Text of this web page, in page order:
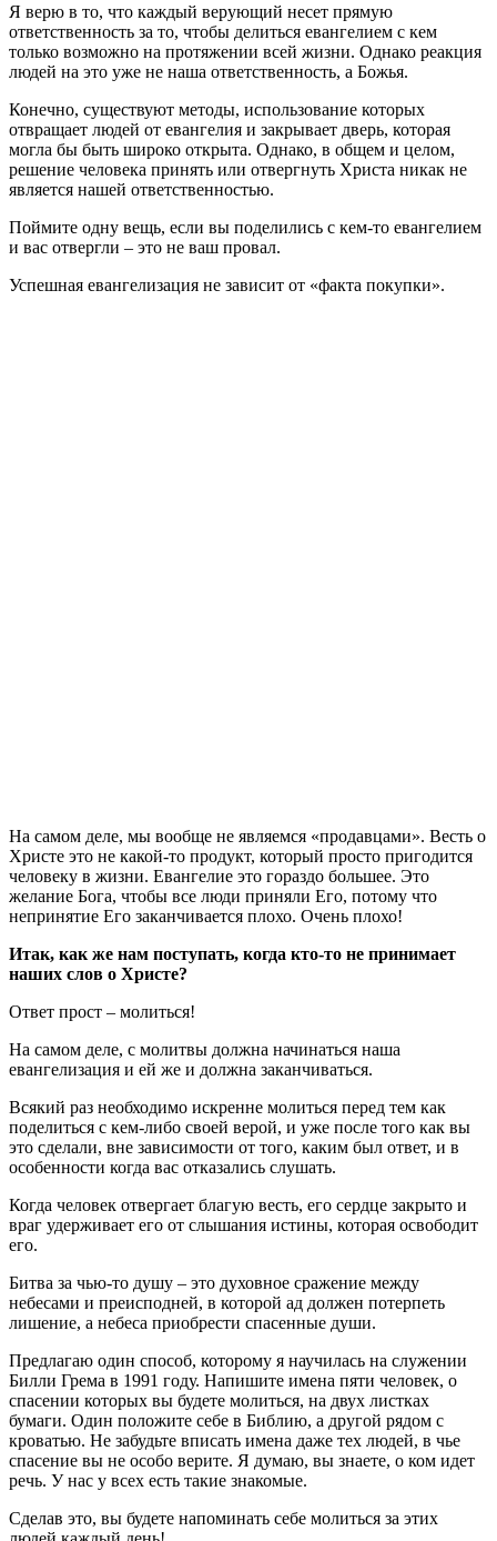
Я верю в то, что каждый верующий несет прямую
ответственность за то, чтобы делиться евангелием с кем
только возможно на протяжении всей жизни. Однако реакция
людей на это уже не наша ответственность, а Божья.
Конечно, существуют методы, использование которых
отвращает людей от евангелия и закрывает дверь, которая
могла бы быть широко открыта. Однако, в общем и целом,
решение человека принять или отвергнуть Христа никак не
является нашей ответственностью.
Поймите одну вещь, если вы поделились с кем-то евангелием
и вас отвергли – это не ваш провал.
Успешная евангелизация не зависит от «факта покупки».
На самом деле, мы вообще не являемся «продавцами». Весть о
Христе это не какой-то продукт, который просто пригодится
человеку в жизни. Евангелие это гораздо большее. Это
желание Бога, чтобы все люди приняли Его, потому что
непринятие Его заканчивается плохо. Очень плохо!
Итак, как же нам поступать, когда кто-то не принимает
наших слов о Христе?
Ответ прост – молиться!
На самом деле, с молитвы должна начинаться наша
евангелизация и ей же и должна заканчиваться.
Всякий раз необходимо искренне молиться перед тем как
поделиться с кем-либо своей верой, и уже после того как вы
это сделали, вне зависимости от того, каким был ответ, и в
особенности когда вас отказались слушать.
Когда человек отвергает благую весть, его сердце закрыто и
враг удерживает его от слышания истины, которая освободит
его.
Битва за чью-то душу – это духовное сражение между
небесами и преисподней, в которой ад должен потерпеть
лишение, а небеса приобрести спасенные души.
Предлагаю один способ, которому я научилась на служении
Билли Грема в 1991 году. Напишите имена пяти человек, о
спасении которых вы будете молиться, на двух листках
бумаги. Один положите себе в Библию, а другой рядом с
кроватью. Не забудьте вписать имена даже тех людей, в чье
спасение вы не особо верите. Я думаю, вы знаете, о ком идет
речь. У нас у всех есть такие знакомые.
Сделав это, вы будете напоминать себе молиться за этих